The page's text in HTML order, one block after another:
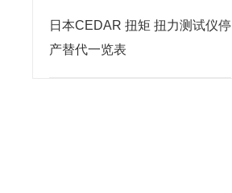
日本CEDAR 扭矩 扭力测试仪停
产替代一览表